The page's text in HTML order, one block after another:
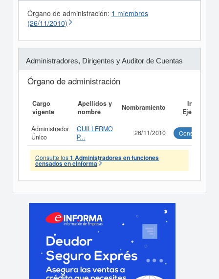
Órgano de administración: 1 miembros
(26/11/2010)
Administradores, Dirigentes y Auditor de Cuentas
Órgano de administración
Cargo
vigente
Apellidos y
nombre
Nombramiento
Informe
Ejecutivo
Administrador
Único
GUILLERMO
P...
26/11/2010 Consultar
Consulte los1 Administradores en funciones
censados en eInforma